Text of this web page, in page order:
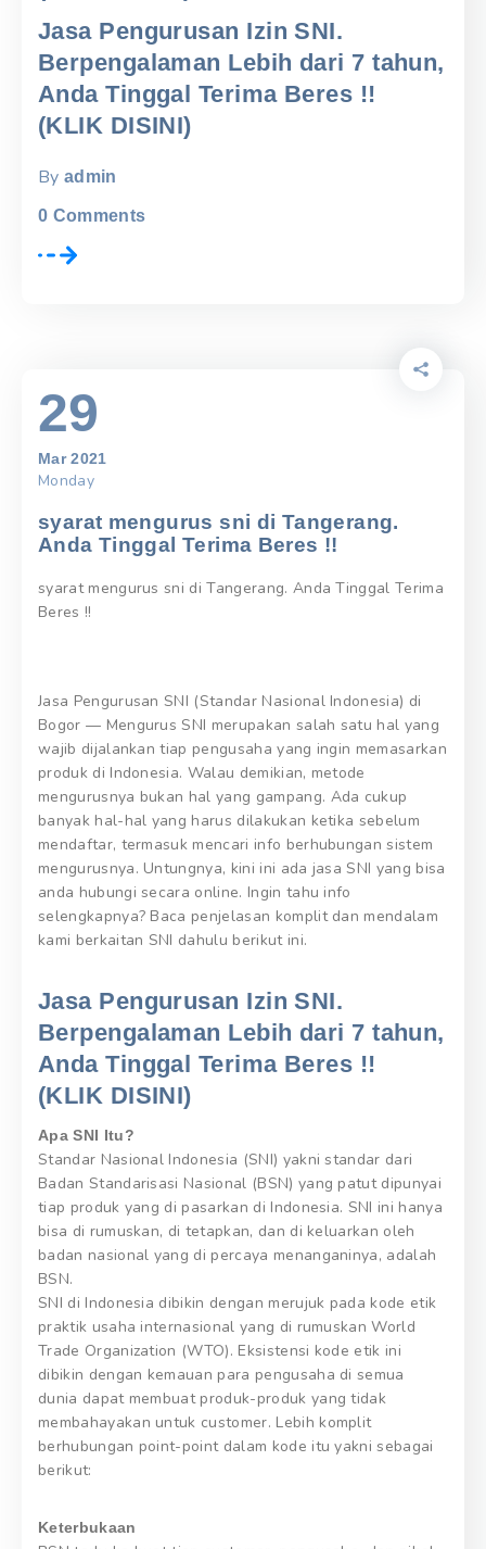
Jasa Pengurusan Izin SNI.
Berpengalaman Lebih dari 7 tahun,
Anda Tinggal Terima Beres !!
(KLIK DISINI)
By admin
0 Comments
29
Mar 2021
Monday
syarat mengurus sni di Tangerang.
Anda Tinggal Terima Beres !!
syarat mengurus sni di Tangerang. Anda Tinggal Terima
Beres !!
Jasa Pengurusan SNI (Standar Nasional Indonesia) di
Bogor — Mengurus SNI merupakan salah satu hal yang
wajib dijalankan tiap pengusaha yang ingin memasarkan
produk di Indonesia. Walau demikian, metode
mengurusnya bukan hal yang gampang. Ada cukup
banyak hal-hal yang harus dilakukan ketika sebelum
mendaftar, termasuk mencari info berhubungan sistem
mengurusnya. Untungnya, kini ini ada jasa SNI yang bisa
anda hubungi secara online. Ingin tahu info
selengkapnya? Baca penjelasan komplit dan mendalam
kami berkaitan SNI dahulu berikut ini.
Jasa Pengurusan Izin SNI.
Berpengalaman Lebih dari 7 tahun,
Anda Tinggal Terima Beres !!
(KLIK DISINI)
Apa SNI Itu?
Standar Nasional Indonesia (SNI) yakni standar dari
Badan Standarisasi Nasional (BSN) yang patut dipunyai
tiap produk yang di pasarkan di Indonesia. SNI ini hanya
bisa di rumuskan, di tetapkan, dan di keluarkan oleh
badan nasional yang di percaya menanganinya, adalah
BSN.
SNI di Indonesia dibikin dengan merujuk pada kode etik
praktik usaha internasional yang di rumuskan World
Trade Organization (WTO). Eksistensi kode etik ini
dibikin dengan kemauan para pengusaha di semua
dunia dapat membuat produk-produk yang tidak
membahayakan untuk customer. Lebih komplit
berhubungan point-point dalam kode itu yakni sebagai
berikut:
Keterbukaan